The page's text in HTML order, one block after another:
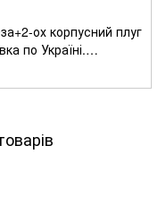
ох корпусний плуг
по Україні.